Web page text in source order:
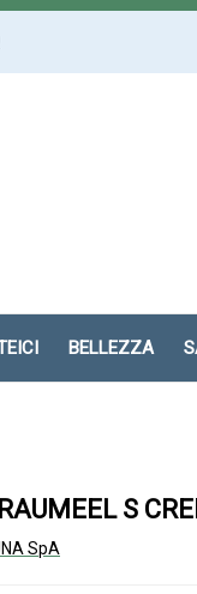
BELLEZZA
S
SpA